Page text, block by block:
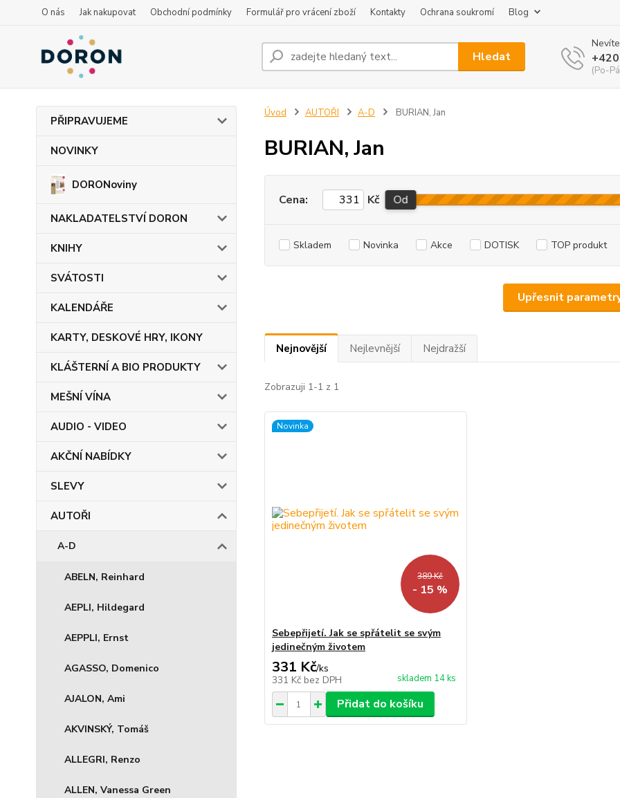
O nás Jak nakupovat Obchodní podmínky Formulář pro vrácení zboží Kontakty Ochrana soukromí Blog
Hledat
(Po-
PŘIPRAVUJEME
NOVINKY
DORONoviny
NAKLADATELSTVÍ DORON
KNIHY
SVÁTOSTI
KALENDÁŘE
KARTY, DESKOVÉ HRY, IKONY
KLÁŠTERNÍ A BIO PRODUKTY
MEŠNÍ VÍNA
AUDIO - VIDEO
AKČNÍ NABÍDKY
SLEVY
AUTOŘI
A-D
ABELN, Reinhard
AEPLI, Hildegard
AEPPLI, Ernst
AGASSO, Domenico
AJALON, Ami
AKVINSKÝ, Tomáš
ALLEGRI, Renzo
ALLEN, Vanessa Green
Úvod AUTOŘI A-D BURIAN, Jan
BURIAN, Jan
Upřesnit
Cena: Kč Od
Skladem Novinka Akce DOTISK TOP produkt
Nejnovější Nejlevnější Nejdražší
Zobrazuji 1-1 z 1
Novinka
389 Kč
- 15 %
Sebepřijetí. Jak se spřátelit se svým
jedinečným životem
331 Kč/ks
331 Kč bez DPH skladem 14 ks
Přidat do košíku